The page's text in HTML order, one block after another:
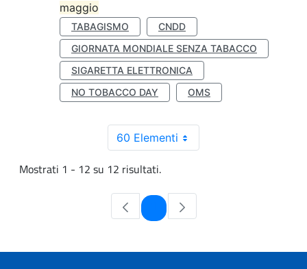
maggio
TABAGISMO
CNDD
GIORNATA MONDIALE SENZA TABACCO
SIGARETTA ELETTRONICA
NO TOBACCO DAY
OMS
60 Elementi
Mostrati 1 - 12 su 12 risultati.
Pagina